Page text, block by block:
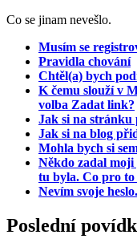
Co se jinam nevešlo.
Musím se
Pravidla chování
Chtěl(a) bych
K čemu slouží v
volba Zadat link?
Jak si na
Jak si na blog
Mohla bych si
Někdo zadal
tu byla. Co pro to
Nevím svoje heslo.
Poslední